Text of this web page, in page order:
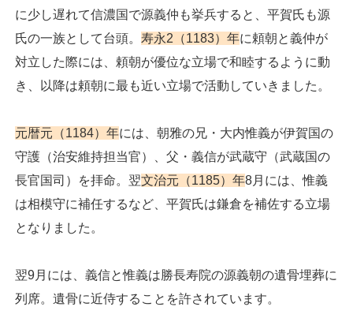
に少し遅れて信濃国で源義仲も挙兵すると、平賀氏も源
氏の一族として台頭。 寿永2（1183）年に頼朝と義仲が
対立した際には、頼朝が優位な立場で和睦するように動
き、以降は頼朝に最も近い立場で活動していきました。
元暦元（1184）年には、朝雅の兄・大内惟義が伊賀国の
守護（治安維持担当官）、父・義信が武蔵守（武蔵国の
長官国司）を拝命。翌文治元（1185）年8月には、惟義
は相模守に補任するなど、平賀氏は鎌倉を補佐する立場
となりました。
翌9月には、義信と惟義は勝長寿院の源義朝の遺骨埋葬に
列席。遺骨に近侍することを許されています。